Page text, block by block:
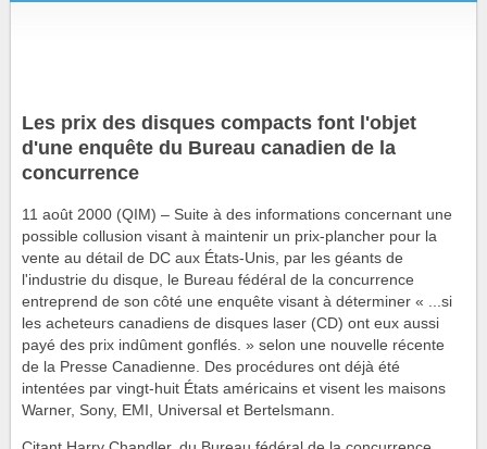
Les prix des disques compacts font l'objet
d'une enquête du Bureau canadien de la
concurrence
11 août 2000 (QIM) – Suite à des informations concernant une
possible collusion visant à maintenir un prix-plancher pour la
vente au détail de DC aux États-Unis, par les géants de
l'industrie du disque, le Bureau fédéral de la concurrence
entreprend de son côté une enquête visant à déterminer « ...si
les acheteurs canadiens de disques laser (CD) ont eux aussi
payé des prix indûment gonflés. » selon une nouvelle récente
de la Presse Canadienne. Des procédures ont déjà été
intentées par vingt-huit États américains et visent les maisons
Warner, Sony, EMI, Universal et Bertelsmann.